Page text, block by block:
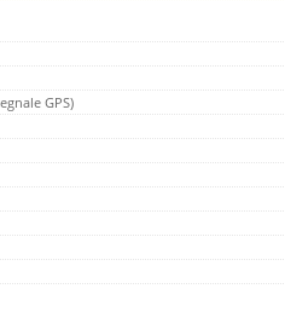
GPS)